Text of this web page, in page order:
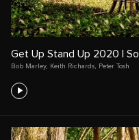
Get Up Stand Up 2020 |
Bob Marley, Keith Richards Peter Tosh